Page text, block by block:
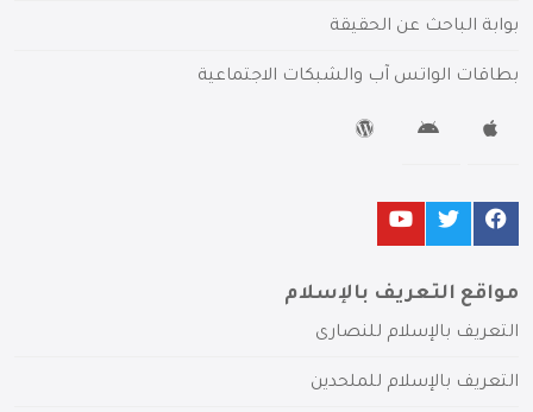
بوابة الباحث عن الحقيقة
بطاقات الواتس آب والشبكات الاجتماعية
مواقع التعريف بالإسلام
التعريف بالإسلام للنصارى
التعريف بالإسلام للملحدين